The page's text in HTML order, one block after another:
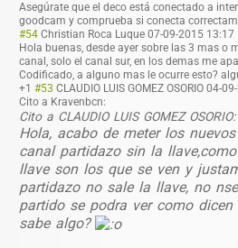
Asegúrate que el deco está conectado a
goodcam y comprueba si conecta
#54 Christian Roca Luque 07-09-2015 13:17
Hola buenas, desde ayer sobre las 3 mas o
canal, solo el canal sur, en los demas me
Codificado, a alguno mas le ocurre esto?
+1 #53 CLAUDIO LUIS GOMEZ OSORIO 04-
Cito a Kravenbcn:
Cito a CLAUDIO LUIS GOMEZ OSORIO:
Hola, acabo de meter los
canal partidazo sin la
llave son los que se ven y
partidazo no sale la llave, no
partido se podra ver como dicen
sabe algo?